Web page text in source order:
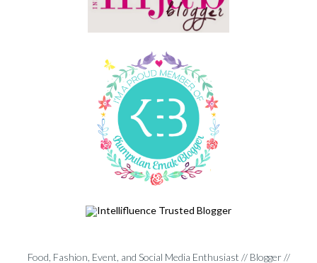
Food, Fashion, Event, and Social Media Enthusiast // Blogger //